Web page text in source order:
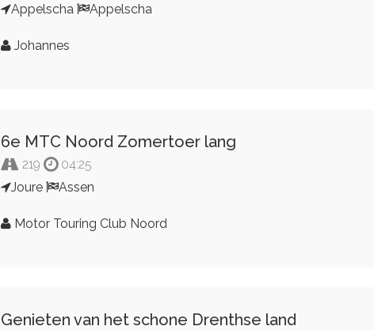
Appelscha
Appelscha
Johannes
6e MTC Noord Zomertoer lang
219
04:25
Joure
Assen
Motor Touring Club Noord
Genieten van het schone Drenthse land